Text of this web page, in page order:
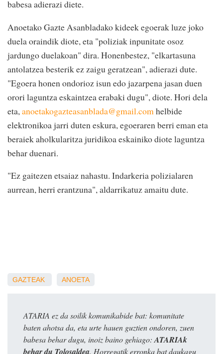
babesa adierazi diete.
Anoetako Gazte Asanbladako kideek egoerak luze joko
duela oraindik diote, eta "poliziak inpunitate osoz
jardungo duelakoan" dira. Honenbestez, "elkartasuna
antolatzea besterik ez zaigu geratzean", adierazi dute.
"Egoera honen ondorioz isun edo jazarpena jasan duen
orori laguntza eskaintzea erabaki dugu", diote. Hori dela
eta, anoetakogazteasanblada@gmail.com helbide
elektronikoa jarri duten eskura, egoeraren berri eman eta
beraiek aholkularitza juridikoa eskainiko diote laguntza
behar duenari.
"Ez gaitezen etsaiaz nahastu. Indarkeria polizialaren
aurrean, herri erantzuna", aldarrikatuz amaitu dute.
GAZTEAK ANOETA
ATARIA ez da soilik komunikabide bat: komunitate
baten ahotsa da, eta urte hauen guztien ondoren, zuen
babesa behar dugu, inoiz baino gehiago: ATARIAk
behar du Tolosaldea. Horregatik erronka bat daukagu